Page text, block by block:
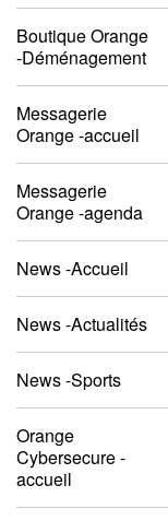
Boutique Orange
-Déménagement
Messagerie
Orange -accueil
Messagerie
Orange -agenda
News -Accueil
News -Actualités
News -Sports
Orange
Cybersecure -
accueil